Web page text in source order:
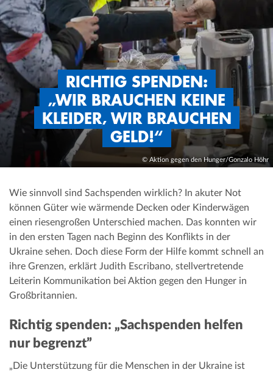
RICHTIG SPENDEN:
„WIR BRAUCHEN KEINE
KLEIDER, WIR BRAUCHEN
GELD!“
© Aktion gegen den Hunger/Gonzalo Höhr
Wie sinnvoll sind Sachspenden wirklich? In akuter Not
können Güter wie wärmende Decken oder Kinderwägen
einen riesengroßen Unterschied machen. Das konnten wir
in den ersten Tagen nach Beginn des Konflikts in der
Ukraine sehen. Doch diese Form der Hilfe kommt schnell an
ihre Grenzen, erklärt Judith Escribano, stellvertretende
Leiterin Kommunikation bei Aktion gegen den Hunger in
Großbritannien.
Richtig spenden: „Sachspenden helfen
nur begrenzt”
„Die Unterstützung für die Menschen in der Ukraine ist